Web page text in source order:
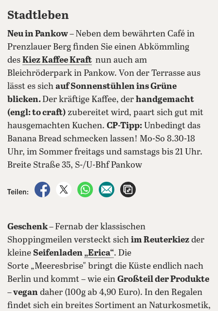
Stadtleben
Neu in Pankow – Neben dem bewährten Café in
Prenzlauer Berg finden Sie einen Abkömmling
des Kiez Kaffee Kraft nun auch am
Bleichröderpark in Pankow. Von der Terrasse aus
lässt es sich auf Sonnenstühlen ins Grüne
blicken.Der kräftige Kaffee, der handgemacht
(engl: to craft) zubereitet wird, paart sich gut mit
hausgemachten Kuchen. CP-Tipp: Unbedingt das
Banana Bread schmecken lassen! Mo-So 8.30-18
Uhr, im Sommer freitags und samstags bis 21 Uhr.
Breite Straße 35, S-/U-Bhf Pankow
Teilen:
auf Facebook teilen
auf X teilenper WhatsApp teilen
per E-Mail teilen
Geschenk –Fernab der klassischen
Shoppingmeilen versteckt sich im Reuterkiez der
kleine Seifenladen „Erica“. Die
Sorte „Meeresbrise" bringt die Küste endlich nach
Berlin und kommt – wie ein Großteil der Produkte
– vegan daher (100g ab 4,90 Euro). In den Regalen
findet sich ein breites Sortiment an Naturkosmetik,